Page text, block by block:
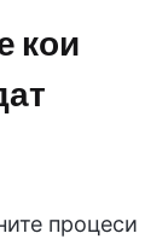
кои
процеси